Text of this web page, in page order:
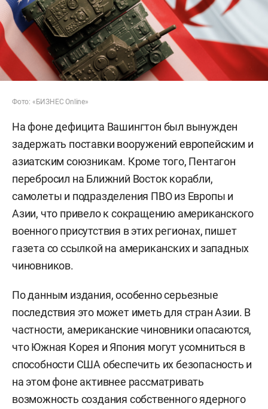
Фото: «БИЗНЕС Online»
На фоне дефицита Вашингтон был вынужден
задержать поставки вооружений европейским и
азиатским союзникам. Кроме того, Пентагон
перебросил на Ближний Восток корабли,
самолеты и подразделения ПВО из Европы и
Азии, что привело к сокращению американского
военного присутствия в этих регионах, пишет
газета со ссылкой на американских и западных
чиновников.
По данным издания, особенно серьезные
последствия это может иметь для стран Азии. В
частности, американские чиновники опасаются,
что Южная Корея и Япония могут усомниться в
способности США обеспечить их безопасность и
на этом фоне активнее рассматривать
возможность создания собственного ядерного